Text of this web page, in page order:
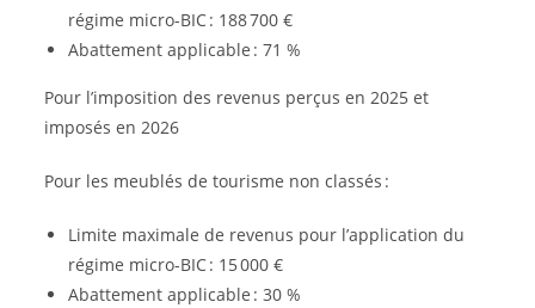
régime micro-BIC : 188 700 €
Abattement applicable : 71 %
Pour l’imposition des revenus perçus en 2025 et
imposés en 2026
Pour les meublés de tourisme non classés :
Limite maximale de revenus pour l’application du
régime micro-BIC : 15 000 €
Abattement applicable : 30 %